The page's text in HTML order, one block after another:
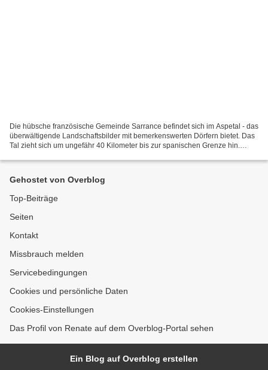
Die hübsche französische Gemeinde Sarrance befindet sich im Aspetal - das
überwältigende Landschaftsbilder mit bemerkenswerten Dörfern bietet. Das
Tal zieht sich um ungefähr 40 Kilometer bis zur spanischen Grenze hin.
Gehostet von Overblog
Top-Beiträge
Seiten
Kontakt
Missbrauch melden
Servicebedingungen
Cookies und persönliche Daten
Cookies-Einstellungen
Das Profil von Renate auf dem Overblog-Portal sehen
Ein Blog auf Overblog erstellen